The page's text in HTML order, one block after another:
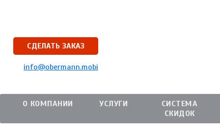
СДЕЛАТЬ ЗАКАЗ
info@obermann.mobi
О КОМПАНИИ УСЛУГИ
СИСТЕМА
СКИДОК